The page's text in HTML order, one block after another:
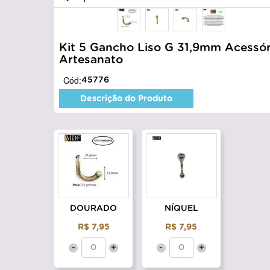
Kit 5 Gancho Liso G 31,9mm
Artesanato
Cód:45776
Descrição do Produto
DOURADO
R$ 7,95
- +
NÍQUEL
R$ 7,95
- +